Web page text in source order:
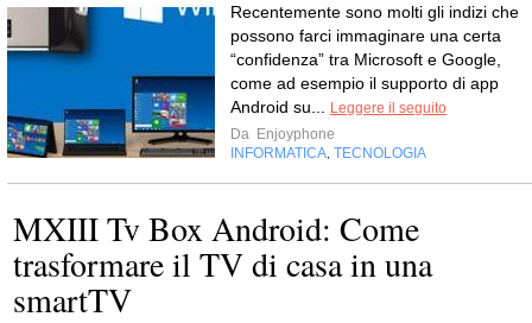
Recentemente sono molti gli indizi che
possono farci immaginare una certa
“confidenza” tra Microsoft e Google,
come ad esempio il supporto di app
Android su...
Leggere il seguito
Da Enjoyphone
INFORMATICA TECNOLOGIA
MXIII Tv Box Android: Come
trasformare il TV di casa in una
smartTV